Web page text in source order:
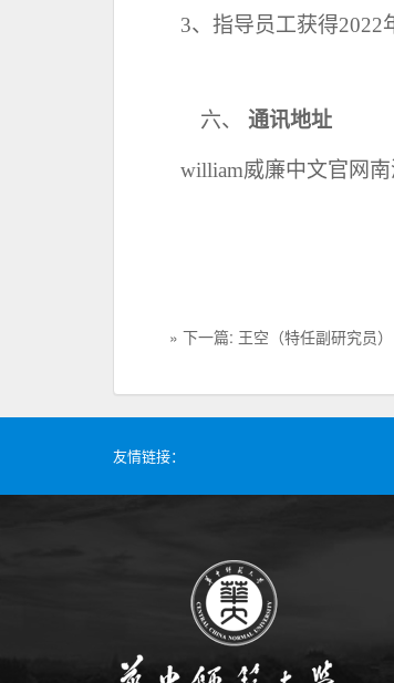
3、指导员工获得2022
六、 通讯地址
william威廉中文官网
» 下一篇: 王空（特任副研究员）
友情链接：